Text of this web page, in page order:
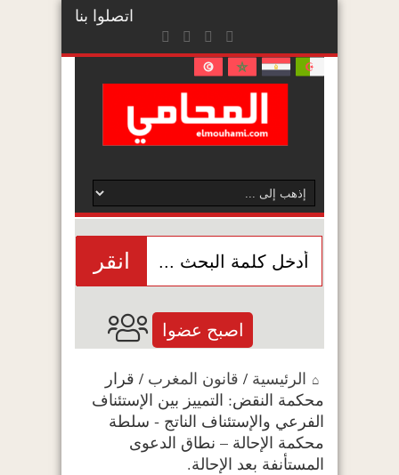
اتصلوا بنا
انقر
اصبح عضوا
الرئيسية / قانون المغرب / قرار
محكمة النقض: التمييز بين الإستئناف
الفرعي والإستئناف الناتج ‐ سلطة
محكمة الإحالة – نطاق الدعوى
المستأنفة بعد الإحالة.